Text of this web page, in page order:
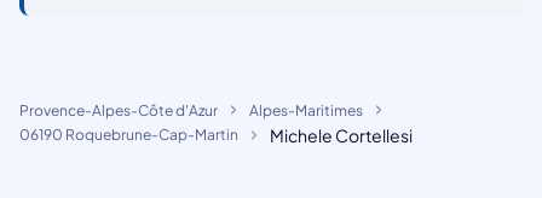
Provence-Alpes-Côte d'Azur
Alpes-Maritimes
06190 Roquebrune-Cap-Martin
Michele Cortellesi